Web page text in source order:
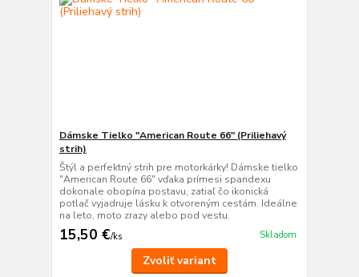
Dámske Tielko "American Route 66" (Priliehavý
strih)
Štýl a perfektný strih pre motorkárky! Dámske tielko
"American Route 66" vďaka prímesi spandexu
dokonale obopína postavu, zatiaľ čo ikonická
potlač vyjadruje lásku k otvoreným cestám. Ideálne
na leto, moto zrazy alebo pod vestu.
15,50 €/ks Skladom
Zvoliť variant